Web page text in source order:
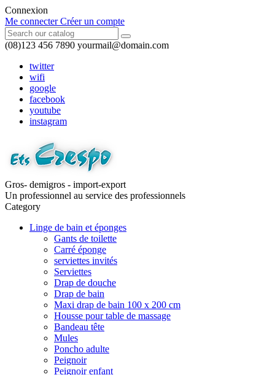
Connexion
Me connecter Créer un compte
(08)123 456 7890 yourmail@domain.com
twitter
wifi
google
facebook
youtube
instagram
Gros- demigros - import-export
Un professionnel au service des professionnels
Category
Linge de bain et éponges
Gants de toilette
Carré éponge
serviettes invités
Serviettes
Drap de douche
Drap de bain
Maxi drap de bain 100 x 200 cm
Housse pour table de massage
Bandeau tête
Mules
Poncho adulte
Peignoir
Peignoir enfant